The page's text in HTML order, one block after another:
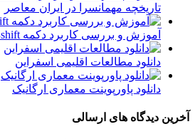
تاریخچه مهمانسرا در ایران معاصر
آموزش و بررسی كاربرد دكمه shiftدر اتوكد
دانلود مطالعات اقلیمی اسفراين
دانلود پاورپوینت معماری ارگانیک
آخرین دیدگاه های ارسالی